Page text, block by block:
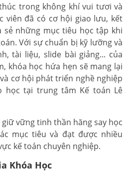
trong không khí vui tươi và
viên đã có cơ hội giao lưu, kết
sẻ những mục tiêu học tập khi
Với sự chuẩn bị kỹ lưỡng và
tài liệu, slide bài giảng... của
khóa học hứa hẹn sẽ mang lại
cơ hội phát triển nghề nghiệp
học tại trung tâm Kế toán Lê
vững tinh thần hăng say học
mục tiêu và đạt được nhiều
kế toán chuyên nghiệp.
Khóa Học